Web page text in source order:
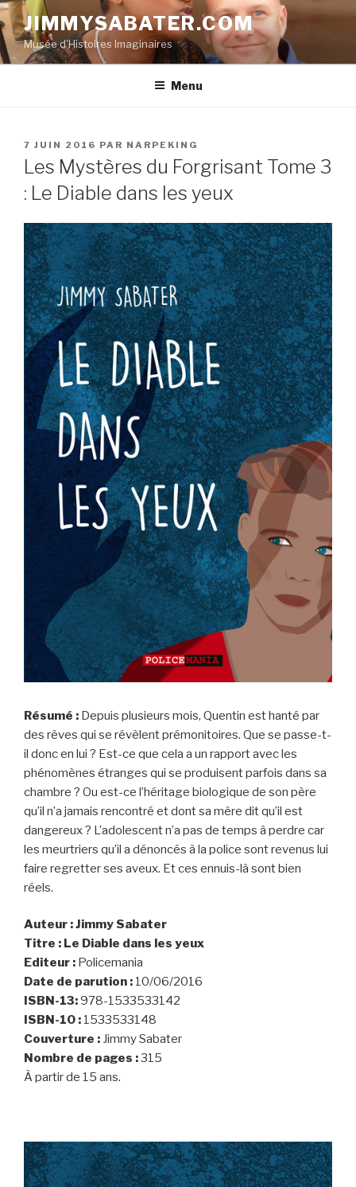
Aller
au
contenu
principal
JIMMYSABATER.COM
Musée d'Histoires Imaginaires
Menu
PUBLIÉ
LE
7 JUIN 2016 PAR NARPEKING
Les Mystères du Forgrisant Tome 3
: Le Diable dans les yeux
Résumé : Depuis plusieurs mois, Quentin est hanté par
des rêves qui se révèlent prémonitoires. Que se passe-t-
il donc en lui ? Est-ce que cela a un rapport avec les
phénomènes étranges qui se produisent parfois dans sa
chambre ? Ou est-ce l’héritage biologique de son père
qu’il n’a jamais rencontré et dont sa mère dit qu’il est
dangereux ? L’adolescent n’a pas de temps à perdre car
les meurtriers qu’il a dénoncés à la police sont revenus lui
faire regretter ses aveux. Et ces ennuis-là sont bien
réels.
Auteur : Jimmy Sabater
Titre : Le Diable dans les yeux
Editeur : Policemania
Date de parution : 10/06/2016
ISBN-13:978-1533533142
ISBN-10 : 1533533148
Couverture : Jimmy Sabater
Nombre de pages :315
À partir de 15 ans.